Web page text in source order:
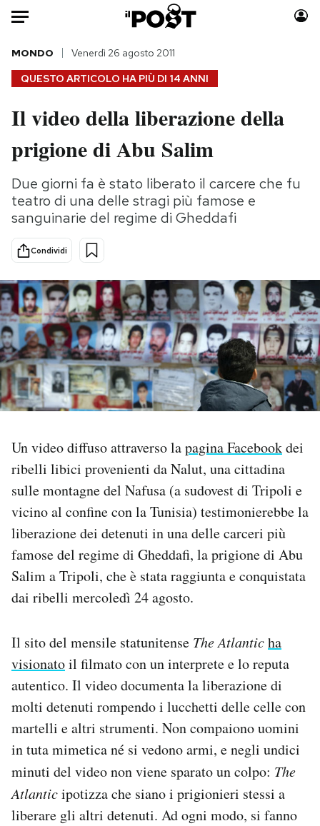
Auto
HOME
Italia
Politica
Tecnologia
Internet
Scienza
Cultura
Economia
Sport
Moda
Consumismi
Storie/Idee
Ok Boomer!
Media
Mondiali calcio 2026
PODCAST
NEWSLETTER
I MIEI PREFERITI
SHOP
CALENDARIO
AREA PERSONALE
Notifiche mobile
Regala il Post
Hai bisogno di aiuto?
Esci
QUESTO ARTICOLO HA PIÙ DI 14 ANNI
MONDO Venerdì 26 agosto 2011
Il video della liberazione della
prigione di Abu Salim
Due giorni fa è stato liberato il carcere che fu
teatro di una delle stragi più famose e
sanguinarie del regime di Gheddafi
Condividi
Un video diffuso attraverso lapagina Facebookdei
ribelli libici provenienti da Nalut, una cittadina
sulle montagne del Nafusa (a sudovest di Tripoli e
vicino al confine con la Tunisia) testimonierebbe la
liberazione dei detenuti in una delle carceri più
famose del regime di Gheddafi, la prigione di Abu
Salim a Tripoli, che è stata raggiunta e conquistata
dai ribelli mercoledì 24 agosto.
Il sito del mensile statunitense The Atlanticha
visionatoil filmato con un interprete e lo reputa
autentico. Il video documenta la liberazione di
molti detenuti rompendo i lucchetti delle celle con
martelli e altri strumenti. Non compaiono uomini
in tuta mimetica né si vedono armi, e negli undici
minuti del video non viene sparato un colpo: The
Atlanticipotizza che siano i prigionieri stessi a
liberare gli altri detenuti. Ad ogni modo, si fanno